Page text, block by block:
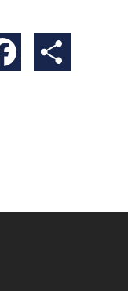
Facebook